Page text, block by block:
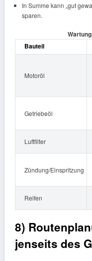
In Summe kann „gut
sparen.
Bauteil
Motoröl
Getriebeöl
Luftfilter
Zündung/Einspritzung
Reifen
8)
jenseits des